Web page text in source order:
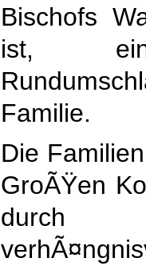
Bischofs
ist,
Familie.
Die
GroÃŸen
durch